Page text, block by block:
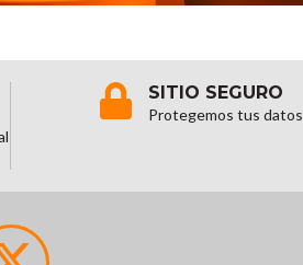
SITIO SEGURO
Protegemos tus datos